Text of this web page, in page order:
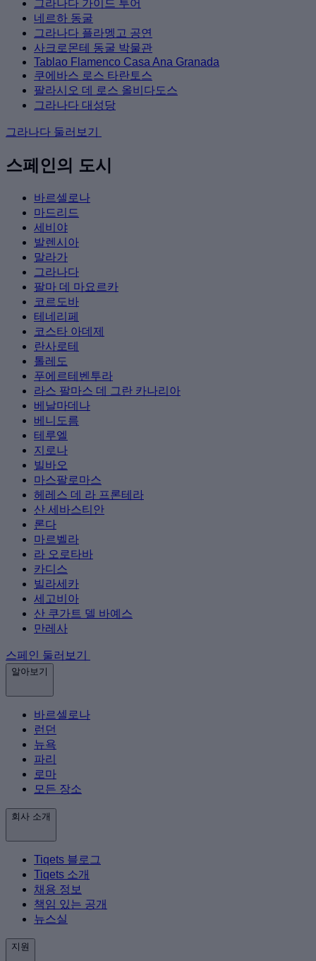
그라나다 가이드 투어
네르하 동굴
그라나다 플라멩고 공연
사크로몬테 동굴 박물관
Tablao Flamenco Casa Ana Granada
쿠에바스 로스 타란토스
팔라시오 데 로스 올비다도스
그라나다 대성당
그라나다 둘러보기
스페인의 도시
바르셀로나
마드리드
세비야
발렌시아
말라가
그라나다
팔마 데 마요르카
코르도바
테네리페
코스타 아데제
란사로테
톨레도
푸에르테벤투라
라스 팔마스 데 그란 카나리아
베날마데나
베니도름
테루엘
지로나
빌바오
마스팔로마스
헤레스 데 라 프론테라
산 세바스티안
론다
마르벨라
라 오로타바
카디스
빌라세카
세고비아
산 쿠가트 델 바예스
만레사
스페인 둘러보기
알아보기
바르셀로나
런던
뉴욕
파리
로마
모든 장소
회사 소개
Tiqets 블로그
Tiqets 소개
채용 정보
책임 있는 공개
뉴스실
지원